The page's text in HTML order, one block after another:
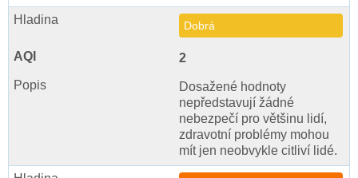
Dobrá
2
Dosažené hodnoty
nepředstavují žádné
nebezpečí pro většinu lidí,
zdravotní problémy mohou
mít jen neobvykle citliví lidé.